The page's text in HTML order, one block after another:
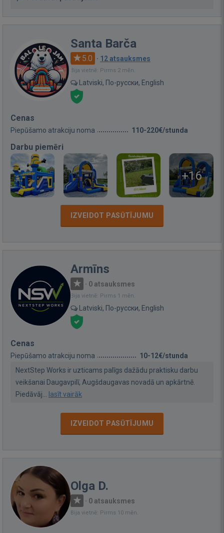
Santa Barča
5.0 · 12 atsauksmes
Bija vietnē: Pirms 2 mēn.
Latviski, По-русски, English
Cenas
Piepūšamo atrakciju noma 110-220€/stunda
Darbu piemēri
+16
IZVEIDOT PASŪTĪJUMU
Armīns
· 0 atsauksmes
Bija vietnē: Pirms 1 mēn.
Latviski, По-русски, English
Cenas
Piepūšamo atrakciju noma
10-12€/stunda
NextStep Works ir uzticams palīgs dažādu praktisku darbu
veikšanai Daugavpilī, Augšdaugavas novadā un apkārtnē.
Piedāvāj...
lasīt vairāk
IZVEIDOT PASŪTĪJUMU
Olga D.
· 0 atsauksmes
Bija vietnē: Pirms 10 mēn.